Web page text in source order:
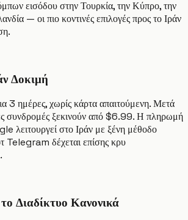
εισόδου στην Τουρκία, την Κύπρο, την
— οι πιο κοντινές επιλογές προς το Ιράν
Δοκιμή
3 ημέρες, χωρίς κάρτα απαιτούμενη. Μετά
συνδρομές ξεκινούν από $6.99. Η πληρωμή
λειτουργεί στο Ιράν με ξένη μέθοδο
Telegram δέχεται επίσης κρυ
Διαδίκτυο Κανονικά